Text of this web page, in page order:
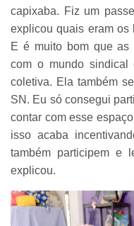
capixaba. Fiz um
explicou quais eram os
E é muito bom que as
com o mundo
coletiva. Ela também
SN. Eu só consegui
contar com esse
isso acaba
também participem e
explicou.